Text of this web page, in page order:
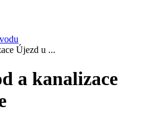
Újezd u ...
a kanalizace